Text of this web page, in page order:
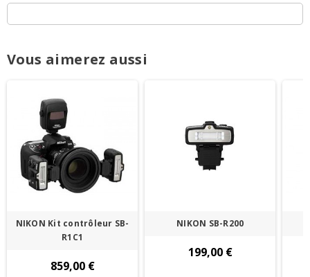
Vous aimerez aussi
NIKON Kit contrôleur SB-
R1C1
859,00 €
NIKON SB-R200
199,00 €